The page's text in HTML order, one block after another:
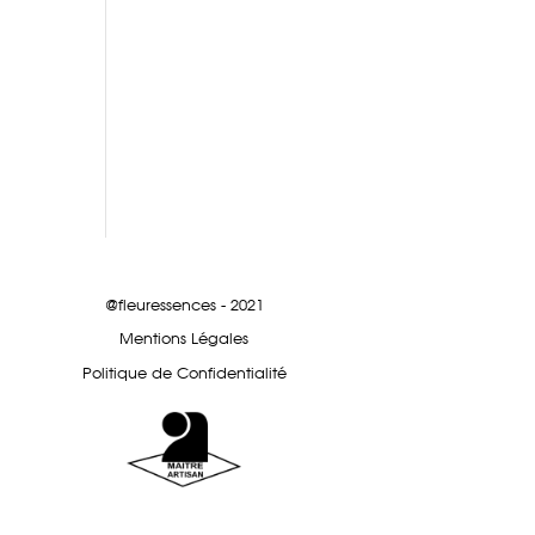
@fleuressences - 2021
Mentions Légales
Politique de Confidentialité